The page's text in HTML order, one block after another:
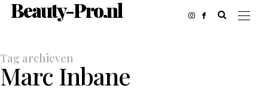
Beauty-Pro.nl
Tag archieven
Marc Inbane